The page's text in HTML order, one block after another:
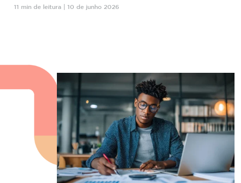
11 min de leitura | 10 de junho 2026